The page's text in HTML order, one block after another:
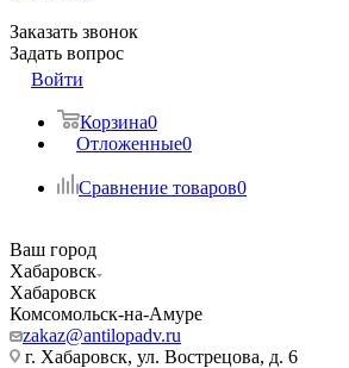
Заказать звонок
Задать вопрос
Войти
Корзина0
Отложенные0
Сравнение товаров0
Ваш город
Хабаровск
Хабаровск
Комсомольск-на-Амуре
zakaz@antilopadv.ru
г. Хабаровск, ул. Вострецова, д. 6